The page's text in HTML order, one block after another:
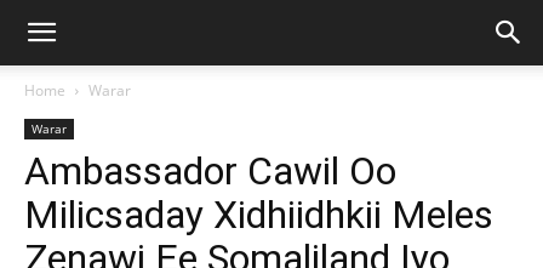
Home Warar
Warar
Ambassador Cawil Oo
Milicsaday Xidhiidhkii Meles
Zenawi Ee Somaliland Iyo